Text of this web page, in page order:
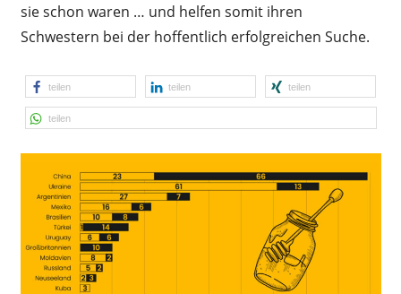
sie schon waren … und helfen somit ihren
Schwestern bei der hoffentlich erfolgreichen Suche.
teilen teilen teilen
teilen